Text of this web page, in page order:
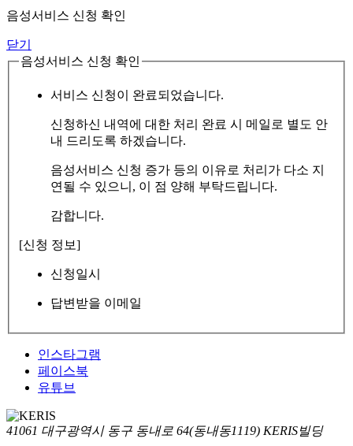
음성서비스 신청 확인
닫기
음성서비스 신청 확인
서비스 신청이 완료되었습니다.
신청하신 내역에 대한 처리 완료 시 메일로 별도 안
내 드리도록 하겠습니다.
음성서비스 신청 증가 등의 이유로 처리가 다소 지
연될 수 있으니, 이 점 양해 부탁드립니다.
감합니다.
[신청 정보]
신청일시
답변받을 이메일
인스타그램
페이스북
유튜브
41061 대구광역시 동구 동내로 64(동내동1119) KERIS빌딩